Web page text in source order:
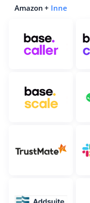
Amazon + Inne